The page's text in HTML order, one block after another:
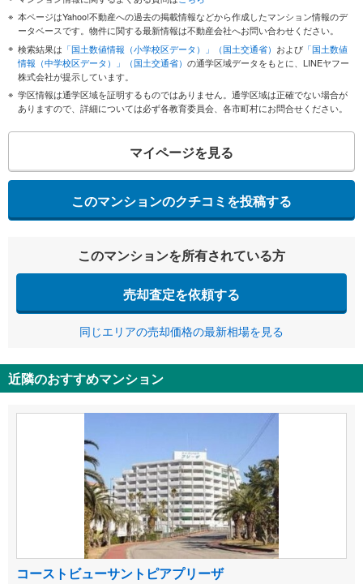
本ページはYahoo!不動産への過去の掲載情報などから作成したマンション情報のデ
ータベースです。物件に関する最新情報は不動産会社へお問い合わせください。
検索結果は 「国土数値情報（小学校区データ）」（国土交通省） および 「国土数値
情報（中学校区データ）」（国土交通省） の通学区域データをもとに、LINEヤフー
株式会社が提示しています。
学区情報は通学区域を証明するものではありません。通学区域は正確でない場合が
ありますので、詳細については必ず各教育委員会、各市町村にお問合せください。
マイページを見る
このマンションのクチコミを投稿する
このマンションを所有されている方
売却査定を依頼する
同じエリアの売却価格の最新相場を見る
近隣のおすすめマンション
コーストビューサントピアプリーザ